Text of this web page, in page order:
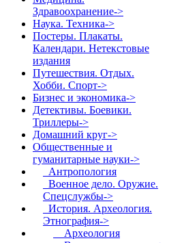
Здравоохранение->
Наука. Техника->
Постеры. Плакаты.
Календари. Нетекстовые
издания
Путешествия. Отдых.
Хобби. Спорт->
Бизнес и экономика->
Детективы. Боевики.
Триллеры->
Домашний круг->
Общественные и
гуманитарные науки->
Антропология
Военное дело. Оружие.
Спецслужбы->
История. Археология.
Этнография->
Археология